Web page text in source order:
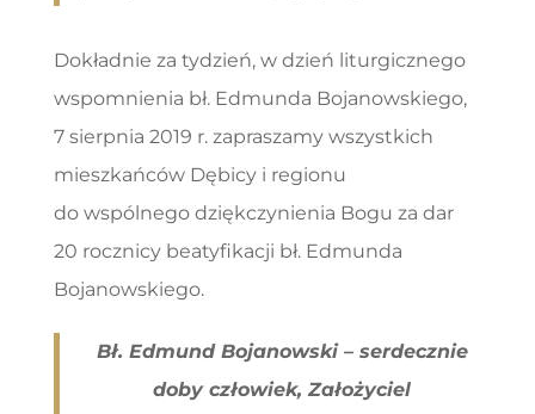
Dokładnie za tydzień, w dzień liturgicznego
wspomnienia bł. Edmunda Bojanowskiego,
7 sierpnia 2019 r. zapraszamy wszystkich
mieszkańców Dębicy i regionu
do wspólnego dziękczynienia Bogu za dar
20 rocznicy beatyfikacji bł. Edmunda
Bojanowskiego.
Bł. Edmund Bojanowski – serdecznie
doby człowiek, Założyciel